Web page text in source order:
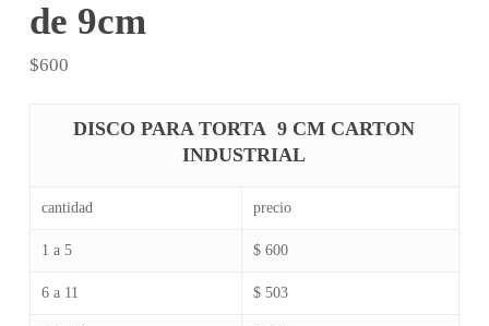
de 9cm
$600
DISCO PARA TORTA 9 CM CARTON
INDUSTRIAL
cantidad precio
1 a 5 $ 600
6 a 11 $ 503